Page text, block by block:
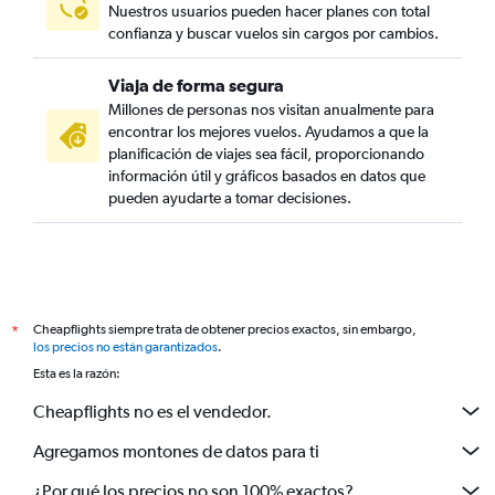
Nuestros usuarios pueden hacer planes con total
confianza y buscar vuelos sin cargos por cambios.
Viaja de forma segura
Millones de personas nos visitan anualmente para
encontrar los mejores vuelos. Ayudamos a que la
planificación de viajes sea fácil, proporcionando
información útil y gráficos basados en datos que
pueden ayudarte a tomar decisiones.
*
Cheapflights siempre trata de obtener precios exactos, sin embargo,
los precios no están garantizados.
Esta es la razón:
Cheapflights no es el vendedor.
Agregamos montones de datos para ti